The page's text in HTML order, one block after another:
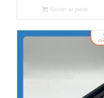
Ajouter au panier